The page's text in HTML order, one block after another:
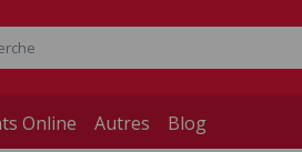
Online Autres Blog